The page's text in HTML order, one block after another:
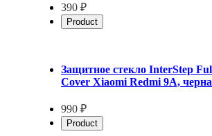
390 ₽
Product
Защитное стекло InterStep
Cover Xiaomi Redmi 9A,
990 ₽
Product